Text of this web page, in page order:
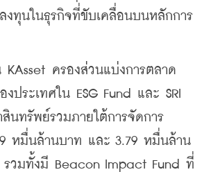
งทุนในธุรกิจที่ขับเคลื่อนบนหลักการ
ครองส่วนแบ่งการตลาด
ประเทศใน ESG Fund และ SRI
นทรัพย์รวมภายใต้การจัดการ
หมื่นล้านบาท และ 3.79 หมื่นล้าน
วมทั้งมี Beacon Impact Fund ที่